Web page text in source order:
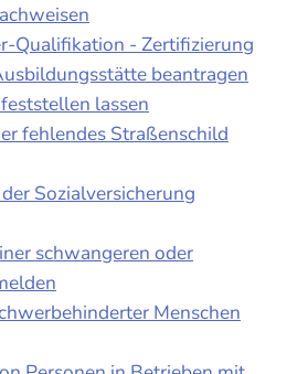
Qualifikation - Zertifizierung
beantragen
lassen
fehlendes Straßenschild
Sozialversicherung
schwangeren oder
Menschen